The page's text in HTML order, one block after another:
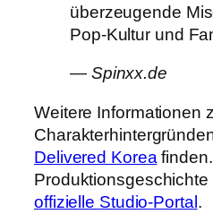
überzeugende
Pop-Kultur und
— Spinxx.de
Weitere Informationen
Delivered Korea
offizielle Studio-Portal .